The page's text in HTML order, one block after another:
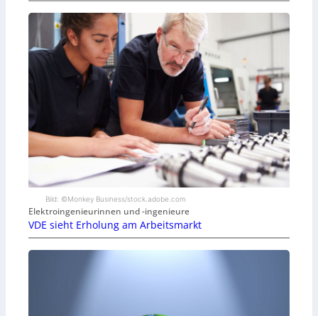
Bild: ©Monkey Business/stock.adobe.com
Elektroingenieurinnen und -ingenieure
VDE sieht Erholung am Arbeitsmarkt